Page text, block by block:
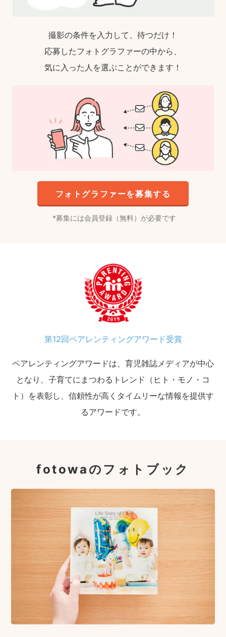
撮影の条件を入力して、待つだけ！
応募したフォトグラファーの中から、
気に入った人を選ぶことができます！
フォトグラファーを募集する
募集には会員登録（無料）が必要です
第12回ペアレンティングアワード受賞
ペアレンティングアワードは、育児雑誌メディアが中心
となり、子育てにまつわるトレンド（ヒト・モノ・コ
ト）を表彰し、信頼性が高くタイムリーな情報を提供す
るアワードです。
fotowaのフォトブック